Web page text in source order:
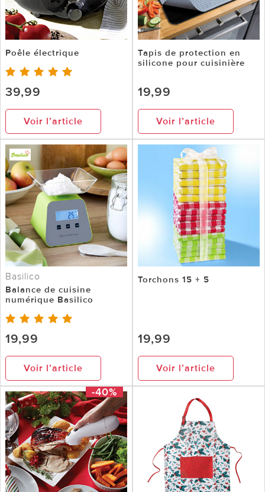
Poêle électrique
39,99
Voir l’article
Tapis de protection en
silicone pour cuisinière
19,99
Voir l’article
Basilico
Balance de cuisine
numérique Basilico
19,99
Voir l’article
Torchons 15 + 5
19,99
Voir l’article
-40%